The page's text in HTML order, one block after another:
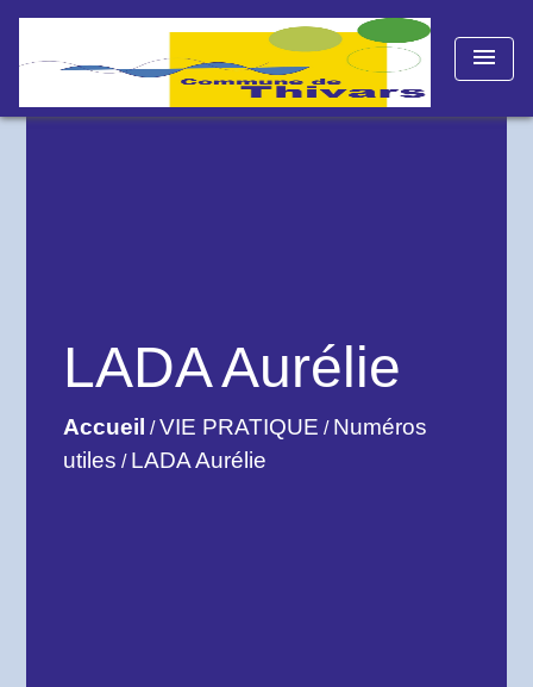
menu
LADA Aurélie
Accueil /VIE PRATIQUE / Numéros
utiles / LADA Aurélie